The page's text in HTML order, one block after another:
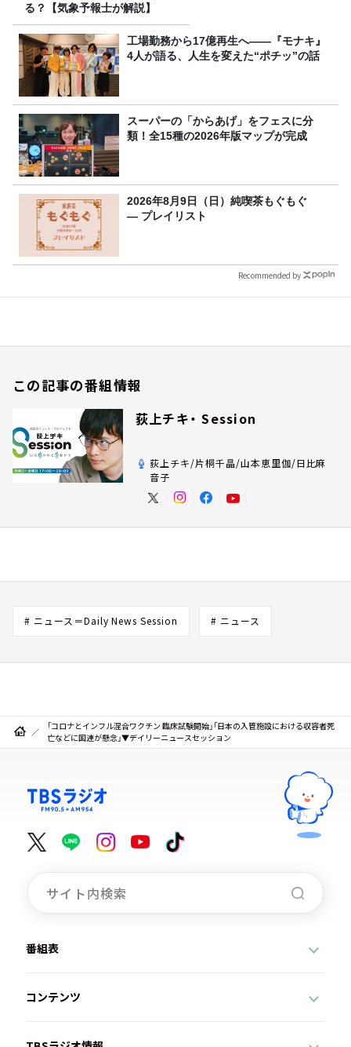
る？【気象予報士が解説】
工場勤務から17億再生へ——『モナキ』
4人が語る、人生を変えた“ポチッ”の話
スーパーの「からあげ」をフェスに分
類！全15種の2026年版マップが完成
2026年8月9日（日）純喫茶もぐもぐ
― プレイリスト
Recommended by
この記事の番組情報
荻上チキ・ Session
荻上チキ/片桐千晶/山本恵里伽/日比麻
音子
# ニュース＝Daily News Session # ニュース
「コロナとインフル混合ワクチン 臨床試験開始」「日本の入管施設における収容者死
亡などに国連が懸念」▼デイリーニュースセッション
番組表
コンテンツ